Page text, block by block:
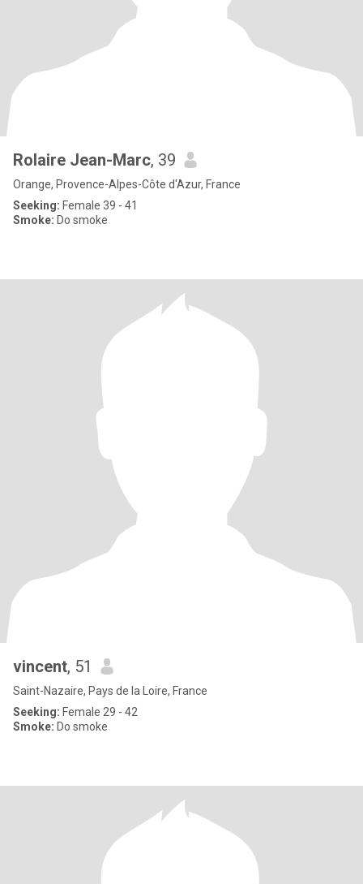
Rolaire Jean-Marc, 39
Orange, Provence-Alpes-Côte d'Azur, France
Seeking: Female 39 - 41
Smoke: Do smoke
vincent, 51
Saint-Nazaire, Pays de la Loire, France
Seeking: Female 29 - 42
Smoke: Do smoke